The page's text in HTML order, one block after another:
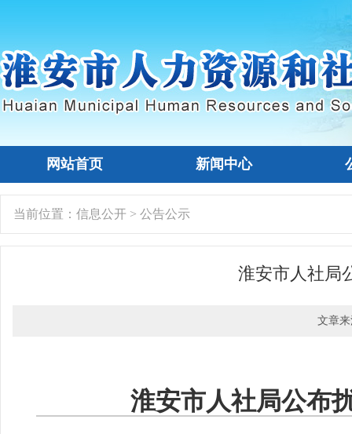
网站首页 新闻中心
当前位置： 信息公开 > 公告公示
淮安市人社局
文章
淮安市人社局公布